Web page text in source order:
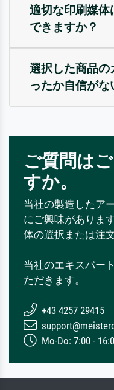
適切な印刷媒体
できますか？
選択した商品の
ったか自信がな
ご質問は
すか。
当社の製造したア
にご興味がありま
体の選択または注
当社のエキスパー
ただきます。
+43 4257 29415
Mo-Do: 7:00 -